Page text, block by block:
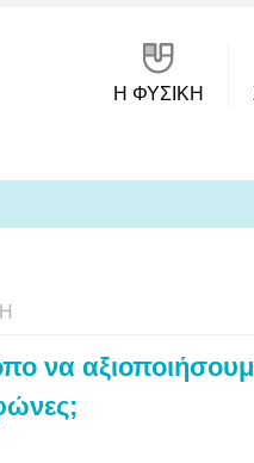
Η ΦΥΣΙΚΗ
να